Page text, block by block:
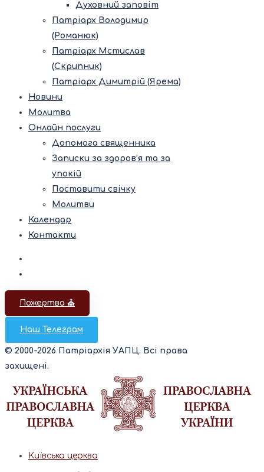
Духовний заповіт
Патріарх Володимир
(Романюк)
Патріарх Мстислав
(Скрипник)
Патріарх Димитрій (Ярема)
Новини
Молитва
Онлайн послуги
Допомога священника
Записки за здоров’я та за
упокій
Поставити свічку
Молитви
Календар
Контакти
Пожертва ⛪️
Наш Телеграм
© 2000-2026 Патріархія УАПЦ. Всі права
захищені.
Київська церква